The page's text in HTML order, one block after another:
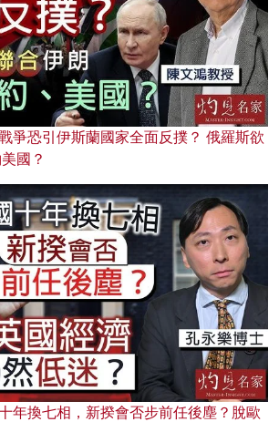
爭恐引伊斯蘭國家全面反撲？ 俄羅斯欲
國？
年換七相，新揆會否步前任後塵？脫歐